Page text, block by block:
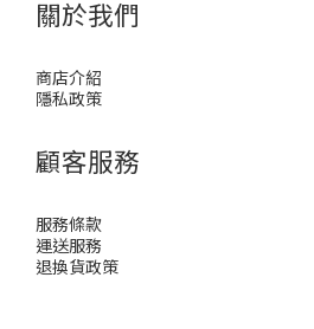
關於我們
商店介紹
隱私政策
顧客服務
服務條款
運送服務
退換貨政策